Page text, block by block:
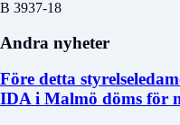
B 3937-18
Andra nyheter
Före detta
IDA i Malmö döms för